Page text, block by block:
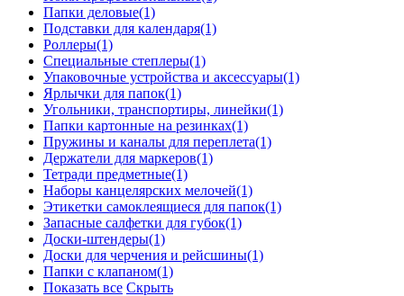
Папки деловые(1)
Подставки для календаря(1)
Роллеры(1)
Специальные степлеры(1)
Упаковочные устройства и аксессуары(1)
Ярлычки для папок(1)
Угольники, транспортиры, линейки(1)
Папки картонные на резинках(1)
Пружины и каналы для переплета(1)
Держатели для маркеров(1)
Тетради предметные(1)
Наборы канцелярских мелочей(1)
Этикетки самоклеящиеся для папок(1)
Запасные салфетки для губок(1)
Доски-штендеры(1)
Доски для черчения и рейсшины(1)
Папки с клапаном(1)
Показать все Скрыть